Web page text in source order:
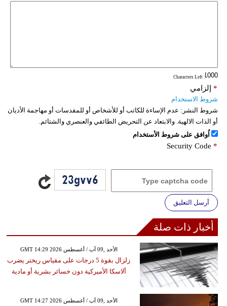
: Characters Left
إلزامي *
شروط الاستخدام
شروط النشر: عدم الإساءة للكاتب أو للأشخاص أو للمقدسات أو مهاجمة الأديان
أو الذات الالهية. والابتعاد عن التحريض الطائفي والعنصري والشتائم.
اُوافق على شروط الأستخدام
Security Code *
أرسل التعليق
أخبار ذات صلة
GMT 14:29 2026 الأحد ,09 آب / أغسطس
زلزال بقوة 5 درجات على مقياس ريختر يضرب
ألاسكا الأميركية دون خسائر بشرية أو مادية
GMT 14:27 2026 الأحد ,09 آب / أغسطس